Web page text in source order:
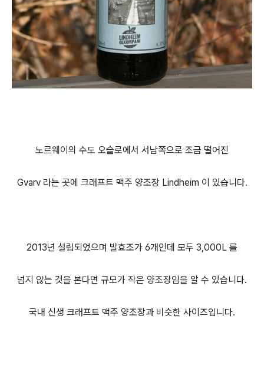
노르웨이의 수도 오슬로에서 서남쪽으로 조금 떨어진
Gvarv 라는 곳에 크래프트 맥주 양조장 Lindheim 이 있습니다.
2013년 설립되었으며 발효조가 6개인데 모두 3,000L 를
넘지 않는 것을 본다면 규모가 작은 양조장임을 알 수 있습니다.
국내 신생 크래프트 맥주 양조장과 비슷한 사이즈입니다.